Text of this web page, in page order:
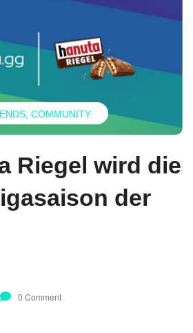
COMMUNITY
Riegel wird die
der
0 Comment